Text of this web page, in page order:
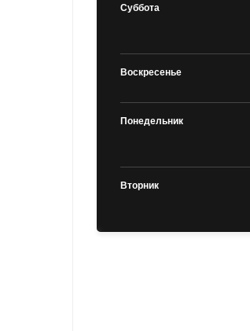
Суббота
Воскресенье
Понедельник
Вторник